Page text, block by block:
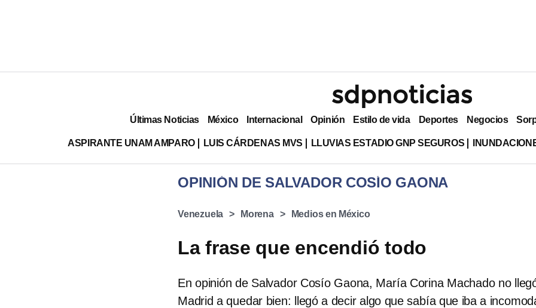
Últimas Noticias México Internacional Opinión Estilo de vida Deportes Negocios
ASPIRANTE UNAM AMPARO LUIS CÁRDENAS MVS LLUVIAS ESTADIO GNP SEGUROS
OPINIÓN DE SALVADOR COSÍO GAONA
Venezuela Morena Medios en México
La frase que encendió todo
En opinión de Salvador Cosío Gaona, María Corina Machado no
Madrid a quedar bien: llegó a decir algo que sabía que iba a